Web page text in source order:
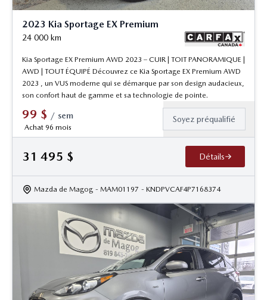
2023 Kia Sportage EX Premium
24 000 km
Kia Sportage EX Premium AWD 2023 – CUIR | TOIT PANORAMIQUE |
AWD | TOUT ÉQUIPÉ Découvrez ce Kia Sportage EX Premium AWD
2023 , un VUS moderne qui se démarque par son design audacieux,
son confort haut de gamme et sa technologie de pointe.
99 $ / sem
Achat 96 mois
Soyez préqualifié
31 495 $ Détails
Mazda de Magog - MAM01197 - KNDPVCAF4P7168374